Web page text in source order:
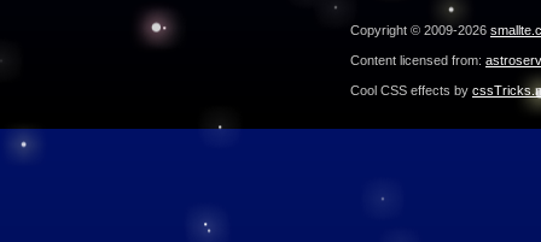
Copyright © 2009-2026
Content licensed from:
Cool CSS effects by